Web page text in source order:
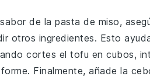
de la pasta de miso,
otros ingredientes. Esto
cortes el tofu en cubos,
Finalmente, añade la